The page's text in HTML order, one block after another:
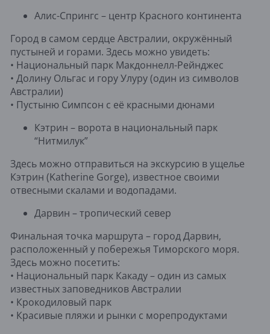
Алис-Спрингс – центр Красного континента
Город в самом сердце Австралии, окружённый
пустыней и горами. Здесь можно увидеть:
• Национальный парк Макдоннелл-Рейнджес
• Долину Ольгас и гору Улуру (один из символов
Австралии)
• Пустыню Симпсон с её красными дюнами
Кэтрин – ворота в национальный парк
“Нитмилук”
Здесь можно отправиться на экскурсию в ущелье
Кэтрин (Katherine Gorge), известное своими
отвесными скалами и водопадами.
Дарвин – тропический север
Финальная точка маршрута – город Дарвин,
расположенный у побережья Тиморского моря.
Здесь можно посетить:
• Национальный парк Какаду – один из самых
известных заповедников Австралии
• Крокодиловый парк
• Красивые пляжи и рынки с морепродуктами